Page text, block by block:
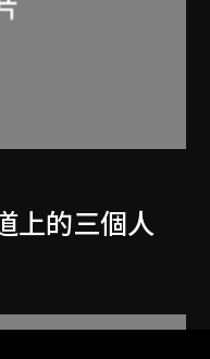
上的三個人